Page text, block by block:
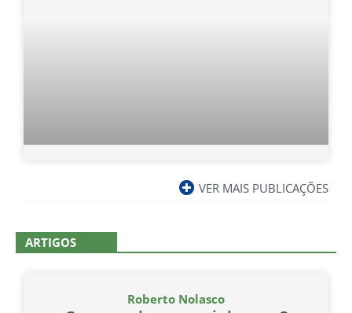
VER MAIS PUBLICAÇÕES
ARTIGOS
Roberto Nolasco